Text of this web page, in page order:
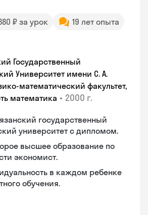
₽ за урок
19 лет опыта
Государственный
Университет имени С. А.
математический факультет,
математика • 2000 г.
государственный
университет с дипломом.
высшее образование по
экономист.
в каждом ребенке
обучения.